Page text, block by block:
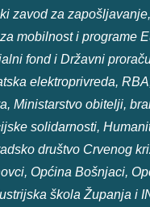
zavod za
mobilnost i programe
fond i Državni
elektroprivreda,
Ministarstvo obitelji,
solidarnosti,
društvo Crvenog
Općina Bošnjaci,
škola Županja i